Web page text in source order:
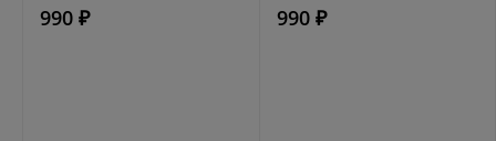
990 ₽ 990 ₽